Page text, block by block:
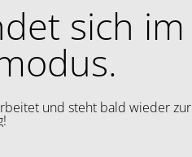
sich im
und steht bald wieder zur